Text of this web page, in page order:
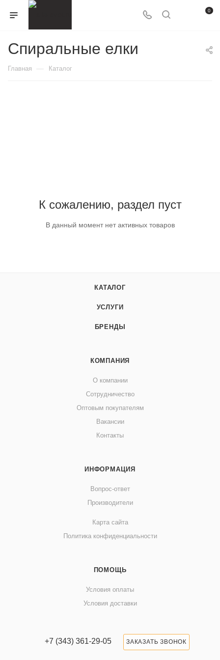
0
Спиральные елки
Главная — Каталог
К сожалению, раздел пуст
В данный момент нет активных товаров
КАТАЛОГ
УСЛУГИ
БРЕНДЫ
КОМПАНИЯ
О компании
Сотрудничество
Оптовым покупателям
Вакансии
Контакты
ИНФОРМАЦИЯ
Вопрос-ответ
Производители
Карта сайта
Политика конфиденциальности
ПОМОЩЬ
Условия оплаты
Условия доставки
+7 (343) 361-29-05 ЗАКАЗАТЬ ЗВОНОК